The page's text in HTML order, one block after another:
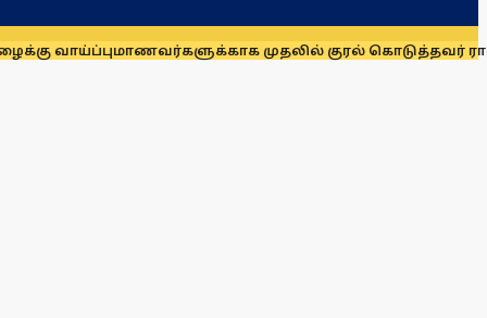
வாய்ப்புமாணவர்களுக்காக முதலில் குரல் கொடுத்தவர் ராகுல்